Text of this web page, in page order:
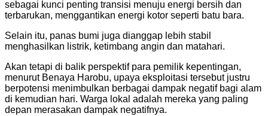
sebagai kunci penting transisi menuju energi bersih dan
terbarukan, menggantikan energi kotor seperti batu bara.
Selain itu, panas bumi juga dianggap lebih stabil
menghasilkan listrik, ketimbang angin dan matahari.
Akan tetapi di balik perspektif para pemilik kepentingan,
menurut Benaya Harobu, upaya eksploitasi tersebut justru
berpotensi menimbulkan berbagai dampak negatif bagi alam
di kemudian hari. Warga lokal adalah mereka yang paling
depan merasakan dampak negatifnya.